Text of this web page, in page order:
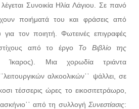
Συνοικία Ηλία Λάγιου. Σε πανό
ποιήματά του και φράσεις από
για τον ποιητή. Φωτεινές επιγραφές
από το έργο Το Βιβλίο της
Μια χορωδία τριάντα
αλκοολικών᾽᾽ ψάλλει, σε
τέσσερις ώρες το εικοσιτετράωρο,
από τη συλλογή Συνεστίασις: